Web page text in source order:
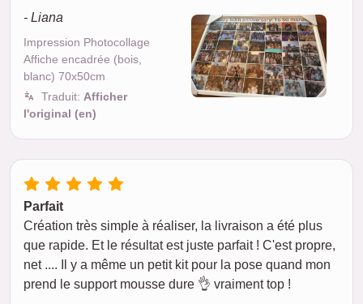
- Liana
Impression Photocollage
Affiche encadrée (bois,
blanc) 70x50cm
Traduit: Afficher
l'original (en)
Parfait
Création très simple à réaliser, la livraison a été plus
que rapide. Et le résultat est juste parfait ! C'est propre,
net .... Il y a même un petit kit pour la pose quand mon
prend le support mousse dure 👌 vraiment top !